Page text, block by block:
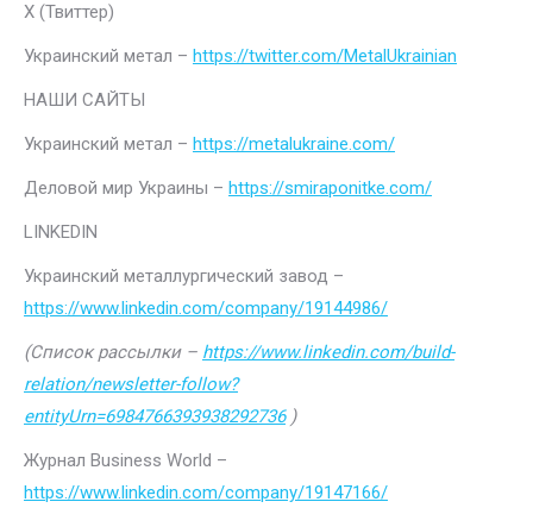
Х (Твиттер)
Украинский метал – https://twitter.com/MetalUkrainian
НАШИ САЙТЫ
Украинский метал – https://metalukraine.com/
Деловой мир Украины – https://smiraponitke.com/
LINKEDIN
Украинский металлургический завод –
https://www.linkedin.com/company/19144986/
(Список рассылки – https://www.linkedin.com/build-
relation/newsletter-follow?
entityUrn=6984766393938292736)
Журнал Business World –
https://www.linkedin.com/company/19147166/